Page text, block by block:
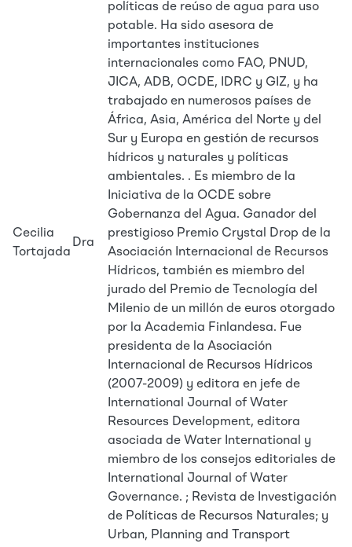
Cecilia
Tortajada
Dra
políticas de reúso de agua para uso
potable. Ha sido asesora de
importantes instituciones
internacionales como FAO, PNUD,
JICA, ADB, OCDE, IDRC y GIZ, y ha
trabajado en numerosos países de
África, Asia, América del Norte y del
Sur y Europa en gestión de recursos
hídricos y naturales y políticas
ambientales. . Es miembro de la
Iniciativa de la OCDE sobre
Gobernanza del Agua. Ganador del
prestigioso Premio Crystal Drop de la
Asociación Internacional de Recursos
Hídricos, también es miembro del
jurado del Premio de Tecnología del
Milenio de un millón de euros otorgado
por la Academia Finlandesa. Fue
presidenta de la Asociación
Internacional de Recursos Hídricos
(2007-2009) y editora en jefe de
International Journal of Water
Resources Development, editora
asociada de Water International y
miembro de los consejos editoriales de
International Journal of Water
Governance. ; Revista de Investigación
de Políticas de Recursos Naturales; y
Urban, Planning and Transport